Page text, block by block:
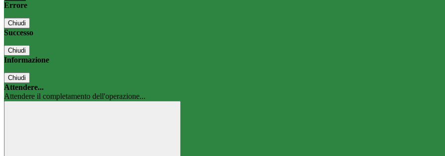
Errore
Chiudi
Successo
Chiudi
Informazione
Chiudi
Attendere...
Attendere il completamento dell'operazione...